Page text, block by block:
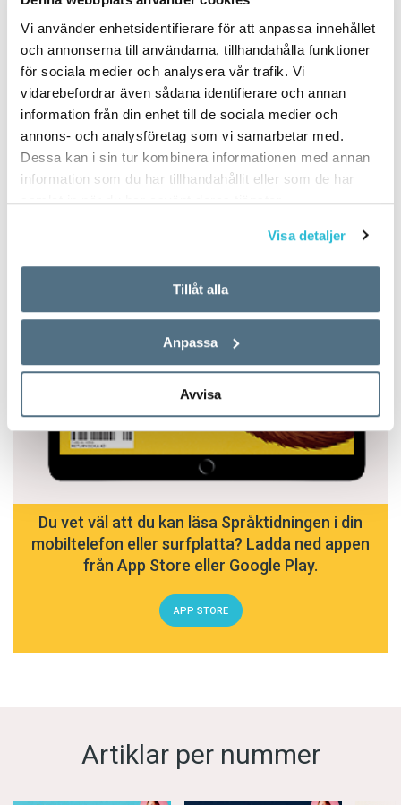
Vi använder enhetsidentifierare för att anpassa innehållet
och annonserna till användarna, tillhandahålla funktioner
för sociala medier och analysera vår trafik. Vi
vidarebefordrar även sådana identifierare och annan
information från din enhet till de sociala medier och
annons- och analysföretag som vi samarbetar med.
Dessa kan i sin tur kombinera informationen med annan
information som du har tillhandahållit eller som de har
samlat in när du har använt deras tjänster.
Visa detaljer
Tillåt alla
Anpassa
Avvisa
Du vet väl att du kan läsa Språktidningen i din
mobiltelefon eller surfplatta? Ladda ned appen
från App Store eller Google Play.
APP STORE
Artiklar per nummer